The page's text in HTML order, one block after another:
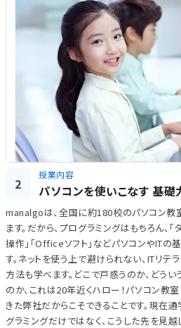
2
授業内容
パソコンを使いこなす 基礎
manalgoは、全国に約180校のパソコン教
ます。だから、プログラミングはもちろん、
操作」「Officeソフト」などパソコンやITの
す。ネットを使う上で避けられない、ITリテ
方法も学べます。どこで戸惑うのか、どう
のか、これは20年近くハロー！パソコン教
きた弊社だからこそできることです。現在
グラミングだけではなく、こうした先を見